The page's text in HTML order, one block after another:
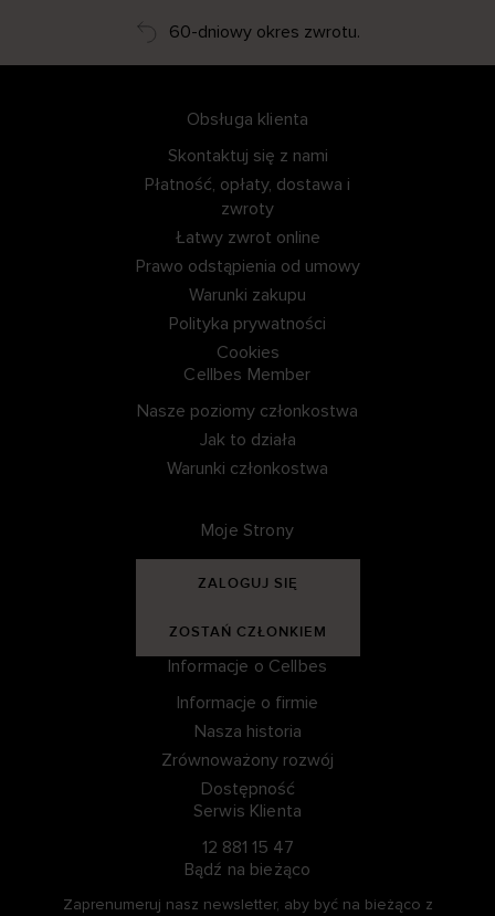
60-dniowy okres zwrotu.
Obsługa klienta
Skontaktuj się z nami
Płatność, opłaty, dostawa i
zwroty
Łatwy zwrot online
Prawo odstąpienia od umowy
Warunki zakupu
Polityka prywatności
Cookies
Cellbes Member
Nasze poziomy członkostwa
Jak to działa
Warunki członkostwa
Moje Strony
ZALOGUJ SIĘ
ZOSTAŃ CZŁONKIEM
Informacje o Cellbes
Informacje o firmie
Nasza historia
Zrównoważony rozwój
Dostępność
Serwis Klienta
12 881 15 47
Bądź na bieżąco
Zaprenumeruj nasz newsletter, aby być na bieżąco z